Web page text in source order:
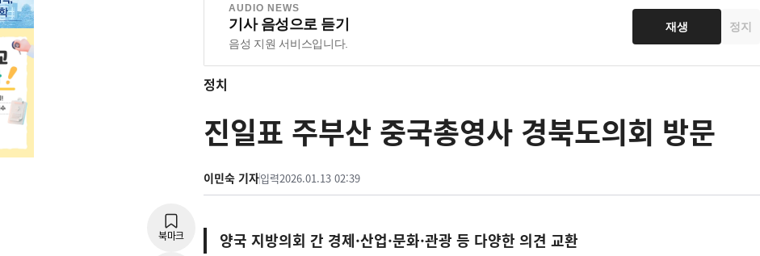
AUDIO NEWS
기사 음성으로 듣기
음성 지원 서비스입니다.
재생 정지
정치
진일표 주부산 중국총영사 경북도의회 방문
이민숙 기자입력2026.01.13 02:39
북마크 양국 지방의회 간 경제·산업·문화·관광 등 다양한 의견 교환